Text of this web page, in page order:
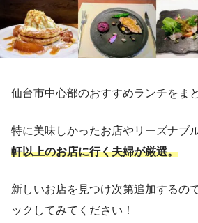
仙台市中心部のおすすめランチをま
特に美味しかったお店やリーズナブ
軒以上のお店に行く夫婦が厳選。
新しいお店を見つけ次第追加するの
ックしてみてください！